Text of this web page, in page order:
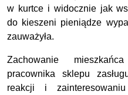
w kurtce i widocznie jak
do kieszeni pieniądze
zauważyła.
Zachowanie
pracownika sklepu
reakcji i